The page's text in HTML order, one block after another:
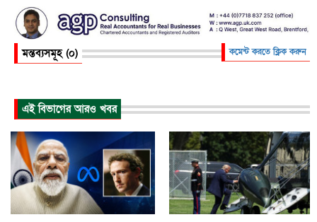
মন্তব্যসমূহ (০) কমেন্ট করতে ক্লিক করুন
এই বিভাগের আরও খবর